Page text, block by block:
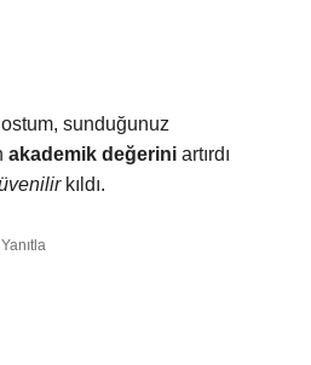
sunduğunuz
akademik değerini artırdı
kıldı.
Yanıtla